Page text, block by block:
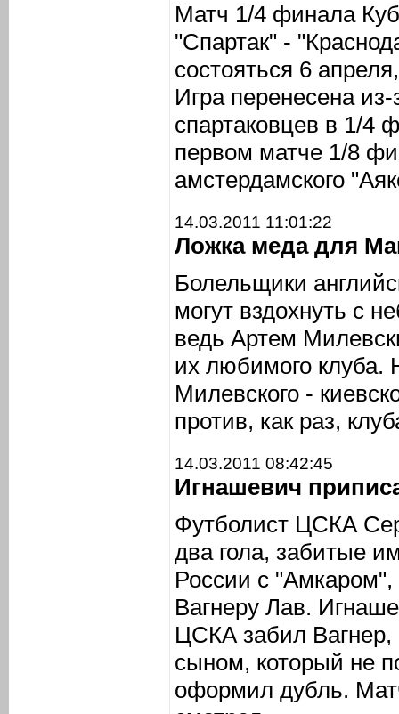
Матч 1/4 финала
"Спартак" -
состояться 6
Игра перенесена
спартаковцев в 1/4
первом матче 1/8
амстердамского
14.03.2011 11:01:22
Ложка меда для
Болельщики
могут вздохнуть с
ведь Артем
их любимого клуба.
Милевского -
против, как раз,
14.03.2011 08:42:45
Игнашевич
Футболист ЦСКА
два гола, забитые
России с "Амкаром",
Вагнеру Лав.
ЦСКА забил Вагнер,
сыном, который не
оформил дубль.